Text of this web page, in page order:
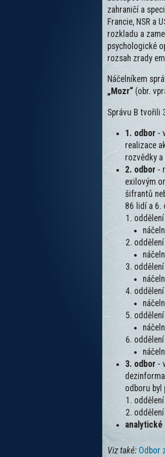
zahraničí a
Francie, NSR a
rozkladu a
psychologické
rozsah zrady
Náčelníkem
„Mozr“ (obr.
Správu B tvořili
1. odbor -
realizace
rozvědky
2. odbor -
exilovým
šifrantů
86 lidí a 6.
3. odbor -
odboru byl
analytické
Viz také: Odbor